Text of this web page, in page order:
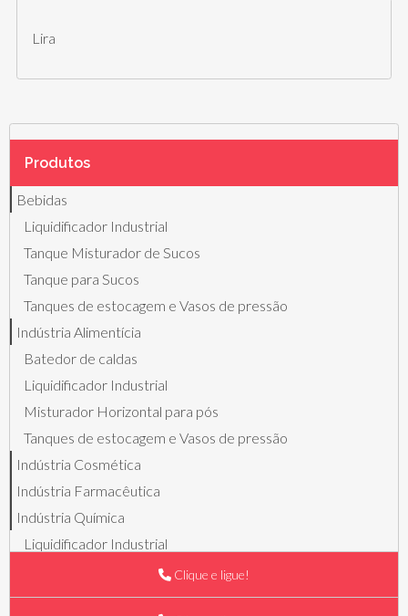
Lira
Produtos
Bebidas
Liquidificador Industrial
Tanque Misturador de Sucos
Tanque para Sucos
Tanques de estocagem e Vasos de pressão
Indústria Alimentícia
Batedor de caldas
Liquidificador Industrial
Misturador Horizontal para pós
Tanques de estocagem e Vasos de pressão
Indústria Cosmética
Indústria Farmacêutica
Indústria Química
Liquidificador Industrial
Misturadores para pós
Reatores
Clique e ligue!